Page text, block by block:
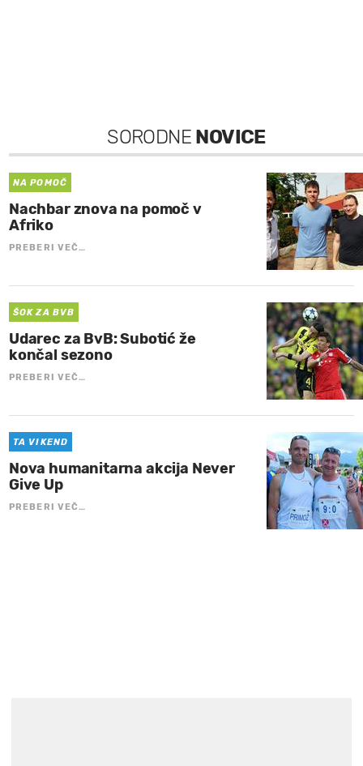
SORODNE NOVICE
NA POMOČ
Nachbar znova na pomoč v
Afriko
PREBERI VEČ…
ŠOK ZA BVB
Udarec za BvB: Subotić že
končal sezono
PREBERI VEČ…
TA VIKEND
Nova humanitarna akcija Never
Give Up
PREBERI VEČ…